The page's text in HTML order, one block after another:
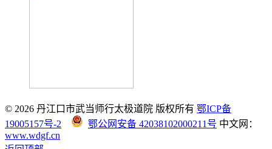
© 2026 丹江口市武当师行太极道院 版权所有 鄂ICP备
19005157号-2
鄂公网安备 42038102000211号 中文网：
www.wdgf.cn